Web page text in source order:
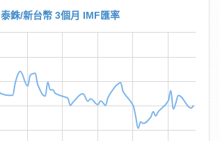
泰銖/新台幣 3個月 IMF匯率